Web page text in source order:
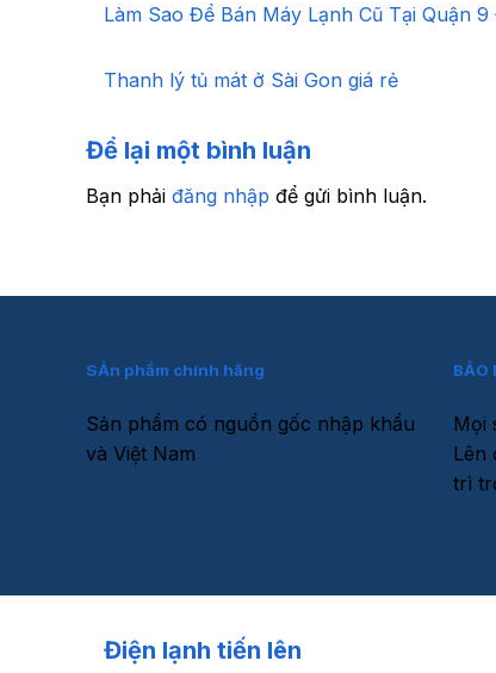
Làm Sao Để Bán Máy Lạnh Cũ Tại Quận 9
Thanh lý tủ mát ở Sài Gon giá rẻ
Để lại một bình luận
Bạn phải đăng nhập để gửi bình luận.
SẢn phẩm chính hãng
Sản phẩm có nguồn gốc nhập khẩu
và Việt Nam
BẢO
Mọi
Lên
trì
Điện lạnh tiến lên